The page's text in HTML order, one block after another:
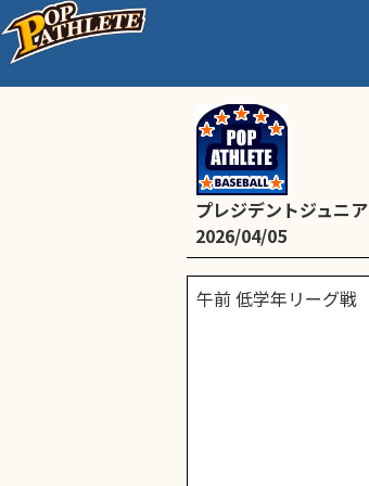
プレジデントジュニア
2026/04/05
午前 低学年リーグ戦